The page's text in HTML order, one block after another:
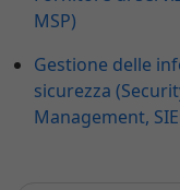
MSP)
Gestione delle
sicurezza
Management,